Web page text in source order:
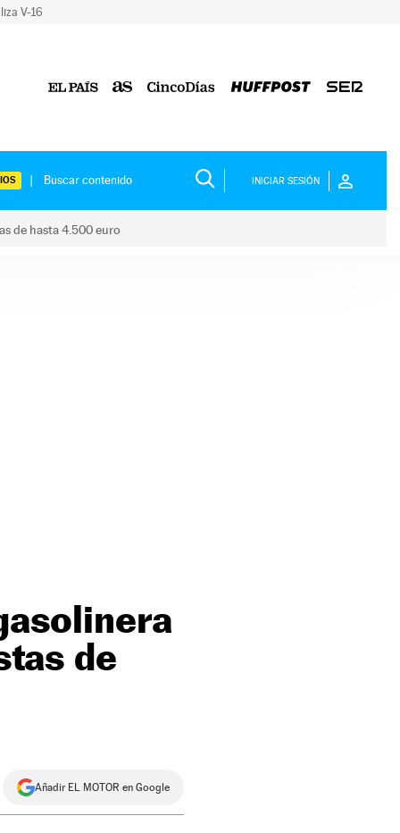
V-16
INICIAR SESIÓN
de hasta 4.500 euro
de
Añadir EL MOTOR en Google